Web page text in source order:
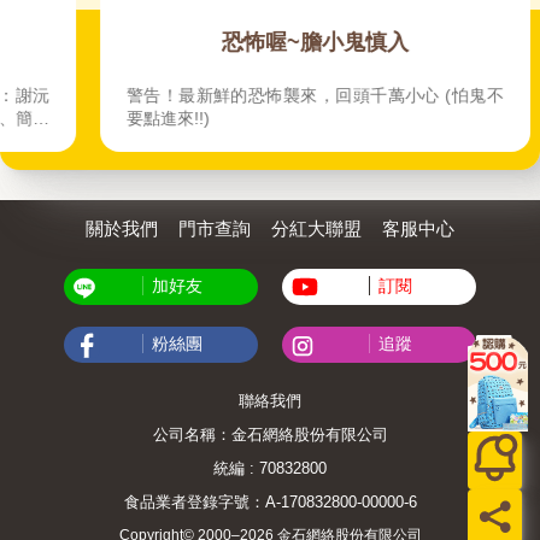
謝沅
簡少
恐怖喔~膽小鬼慎入
警告！最新鮮的恐怖襲來，回頭千萬小心 (怕鬼不
要點進來!!)
關於我們 門市查詢 分紅大聯盟 客服中心
加好友 訂閱
粉絲團 追蹤
聯絡我們
公司名稱：金石網絡股份有限公司
統編 : 70832800
食品業者登錄字號：A-170832800-00000-6
Copyright© 2000–2026 金石網絡股份有限公司